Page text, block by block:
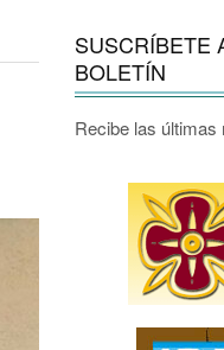
SUSCRÍBETE
BOLETÍN
Recibe las últimas